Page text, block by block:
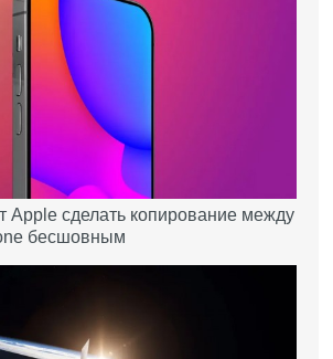
Apple сделать копирование между
бесшовным